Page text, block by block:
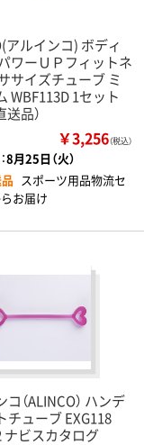
アルインコ) ボディ
ワーＵＰフィットネ
サイズチューブ ミ
WBF113D 1セット
送品）
￥3,256（税込）
8月25日（火）
スポーツ用品物流セ
お届け
（ALINCO） ハンデ
チューブ EXG118
ナビスカタログ